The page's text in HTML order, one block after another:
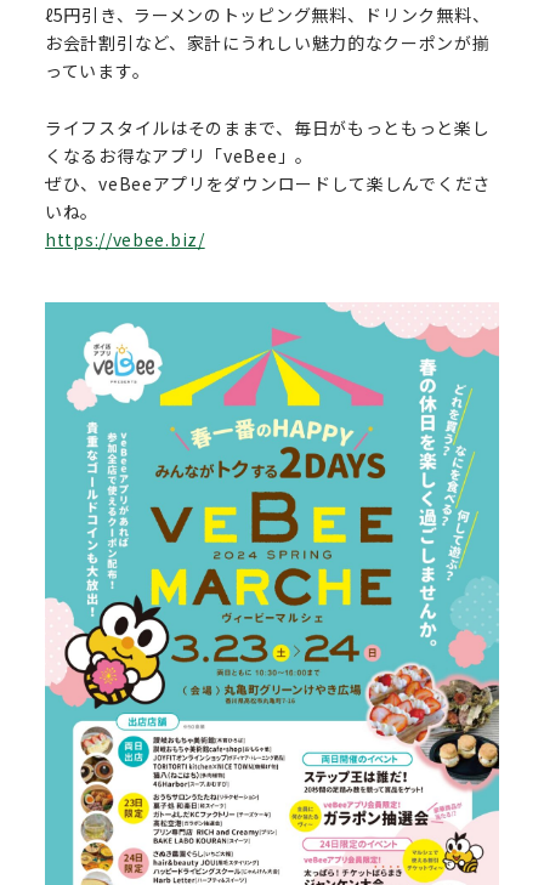
ℓ5円引き、ラーメンのトッピング無料、ドリンク無料、
お会計割引など、家計にうれしい魅力的なクーポンが揃
っています。
ライフスタイルはそのままで、毎日がもっともっと楽し
くなるお得なアプリ「veBee」。
ぜひ、veBeeアプリをダウンロードして楽しんでくださ
いね。
https://vebee.biz/